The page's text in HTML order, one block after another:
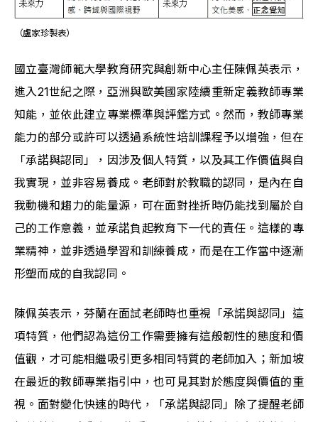
（盧家珍製表）
國立臺灣師範大學教育研究與創新中心主任陳佩英表示，
進入21世紀之際，亞洲與歐美國家陸續重新定義教師專業
知能，並依此建立專業標準與評鑑方式。然而，教師專業
能力的部分或許可以透過系統性培訓課程予以增強，但在
「承諾與認同」，因涉及個人特質，以及其工作價值與自
我實現，並非容易養成。老師對於教職的認同，是內在自
我動機和趨力的能量源，可在面對挫折時仍能找到屬於自
己的工作意義，並承諾負起教育下一代的責任。這樣的專
業精神，並非透過學習和訓練養成，而是在工作當中逐漸
形塑而成的自我認同。
陳佩英表示，芬蘭在面試老師時也重視「承諾與認同」這
項特質，他們認為這份工作需要擁有這般韌性的態度和價
值觀，才可能相繼吸引更多相同特質的老師加入；新加坡
在最近的教師專業指引中，也可見其對於態度與價值的重
視。面對變化快速的時代，「承諾與認同」除了提醒老師